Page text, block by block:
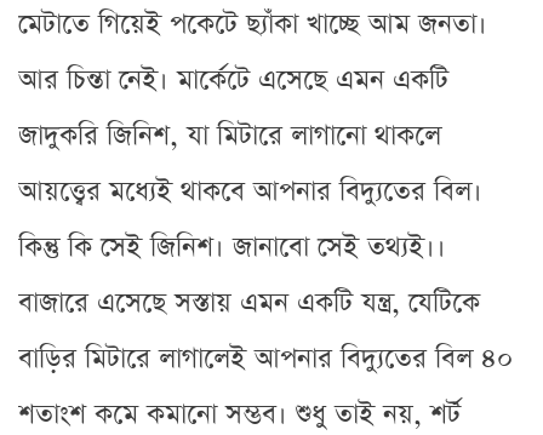
মেটাতে গিয়েই পকেটে ছ্যাঁকা খাচ্ছে আম জনতা।
আর চিন্তা নেই। মার্কেটে এসেছে এমন একটি
জাদুকরি জিনিশ, যা মিটারে লাগানো থাকলে
আয়ত্ত্বের মধ্যেই থাকবে আপনার বিদ্যুতের বিল।
কিন্তু কি সেই জিনিশ। জানাবো সেই তথ্যই।।
বাজারে এসেছে সস্তায় এমন একটি যন্ত্র, যেটিকে
বাড়ির মিটারে লাগালেই আপনার বিদ্যুতের বিল ৪০
শতাংশ কমে কমানো সম্ভব। শুধু তাই নয়, শর্ট